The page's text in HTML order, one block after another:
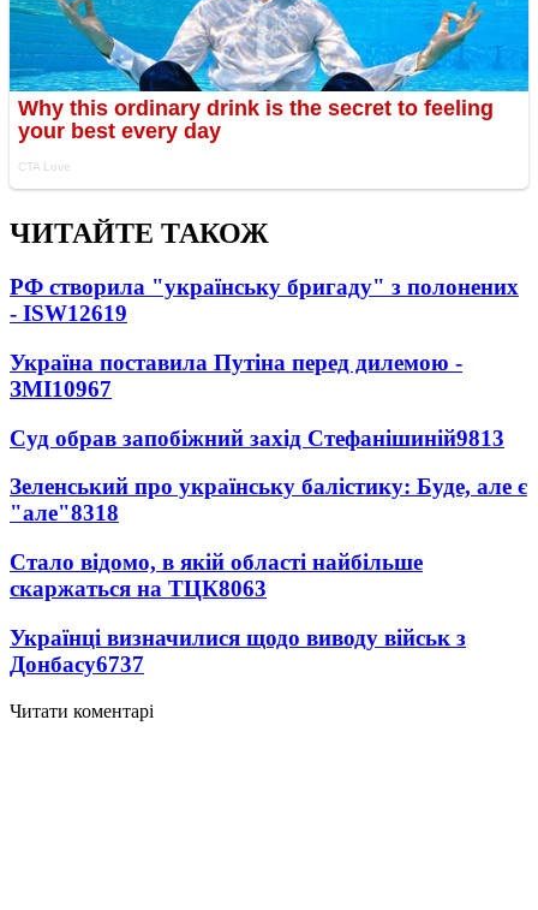
ЧИТАЙТЕ ТАКОЖ
РФ створила "українську бригаду" з полонених
- ISW12619
Україна поставила Путіна перед дилемою -
ЗМІ10967
Суд обрав запобіжний захід Стефанішиній9813
Зеленський про українську балістику: Буде, але є
"але"8318
Стало відомо, в якій області найбільше
скаржаться на ТЦК8063
Українці визначилися щодо виводу військ з
Донбасу6737
Читати коментарі